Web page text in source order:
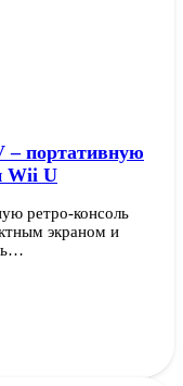
– портативную
Wii U
ретро-консоль
экраном и